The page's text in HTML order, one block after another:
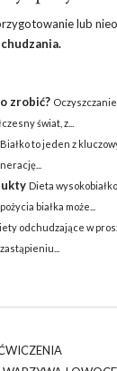
lub
zrobić?
świat, z...
Białko to jeden z
Dieta
białka może...
odchudzające w